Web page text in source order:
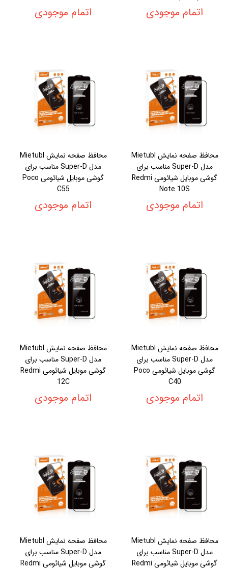
اتمام موجودی اتمام موجودی
محافظ صفحه نمایش Mietubl
مدل Super-D مناسب برای
گوشی موبایل شیائومی Redmi
Note 10S
اتمام موجودی
محافظ صفحه نمایش Mietubl
مدل Super-D مناسب برای
گوشی موبایل شیائومی Poco
C55
اتمام موجودی
محافظ صفحه نمایش Mietubl
مدل Super-D مناسب برای
گوشی موبایل شیائومی Poco
C40
اتمام موجودی
محافظ صفحه نمایش Mietubl
مدل Super-D مناسب برای
گوشی موبایل شیائومی Redmi
12C
اتمام موجودی
محافظ صفحه نمایش Mietubl
مدل Super-D مناسب برای
گوشی موبایل شیائومی Redmi
محافظ صفحه نمایش Mietubl
مدل Super-D مناسب برای
گوشی موبایل شیائومی Redmi